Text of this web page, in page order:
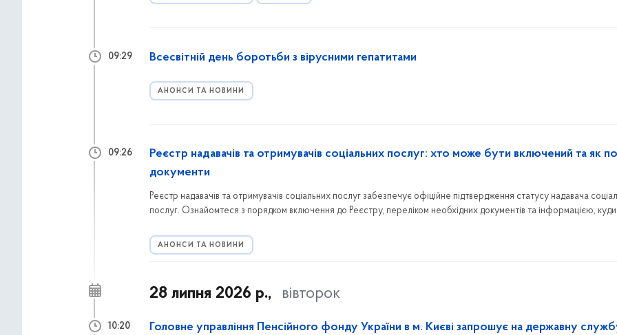
Всесвітній день боротьби з вірусними гепатитами
АНОНСИ ТА НОВИНИ
09:29
Реєстр надавачів та отримувачів соціальних послуг: хто може бути включений та як
документи
Реєстр надавачів та отримувачів соціальних послуг забезпечує офіційне підтвердження статусу надавача
послуг. Ознайомтеся з порядком включення до Реєстру, переліком необхідних документів та інформацією, куди
АНОНСИ ТА НОВИНИ
09:26
28 липня 2026 р., вівторок
Головне управління Пенсійного фонду України в м. Києві запрошує на державну
10:20